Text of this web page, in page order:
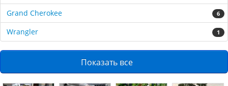
Grand Cherokee 6
Wrangler 1
Показать все